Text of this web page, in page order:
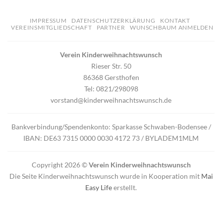
IMPRESSUM DATENSCHUTZERKLÄRUNG
KONTAKT
VEREINSMITGLIEDSCHAFT
PARTNER WUNSCHBAUM ANMELDEN
Verein Kinderweihnachtswunsch
Rieser Str. 50
86368 Gersthofen
Tel: 0821/298098
vorstand@kinderweihnachtswunsch.de
Bankverbindung/Spendenkonto: Sparkasse Schwaben-Bodensee /
IBAN: DE63 7315 0000 0030 4172 73 / BYLADEM1MLM
Copyright 2026 ©Verein Kinderweihnachtswunsch
Die Seite Kinderweihnachtswunsch wurde in Kooperation mit Mai
Easy Lifeerstellt.